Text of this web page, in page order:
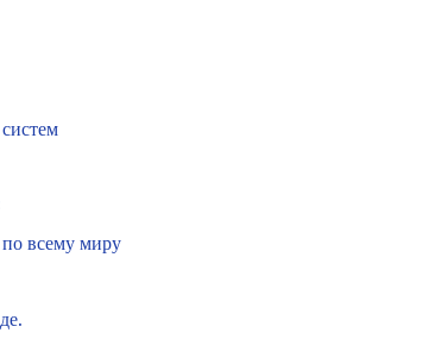
всему миру